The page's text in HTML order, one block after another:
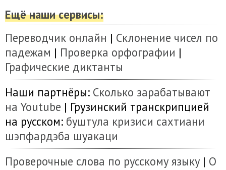
Ещё наши сервисы:
Переводчик онлайн | Склонение чисел по
падежам | Проверка орфографии |
Графические диктанты
Наши партнёры: Сколько зарабатывают
на Youtube | Грузинский транскрипцией
на русском: буштула кризиси сахтиани
шэпфардэба шуакаци
Проверочные слова по русскому языку | О